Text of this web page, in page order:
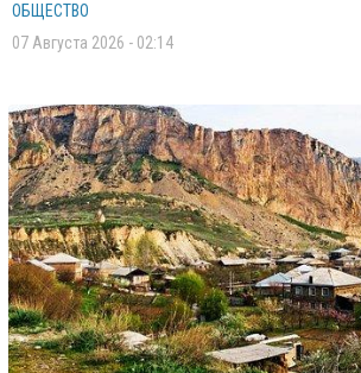
ОБЩЕСТВО
07 Августа 2026 - 02:14